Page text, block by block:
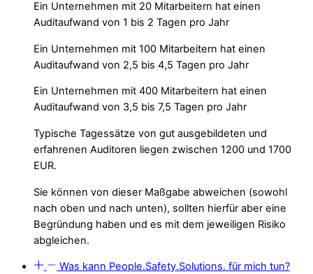
Ein Unternehmen mit 20 Mitarbeitern hat einen
Auditaufwand von 1 bis 2 Tagen pro Jahr
Ein Unternehmen mit 100 Mitarbeitern hat einen
Auditaufwand von 2,5 bis 4,5 Tagen pro Jahr
Ein Unternehmen mit 400 Mitarbeitern hat einen
Auditaufwand von 3,5 bis 7,5 Tagen pro Jahr
Typische Tagessätze von gut ausgebildeten und
erfahrenen Auditoren liegen zwischen 1200 und 1700
EUR.
Sie können von dieser Maßgabe abweichen (sowohl
nach oben und nach unten), sollten hierfür aber eine
Begründung haben und es mit dem jeweiligen Risiko
abgleichen.
Was kann People.Safety.Solutions. für mich tun?